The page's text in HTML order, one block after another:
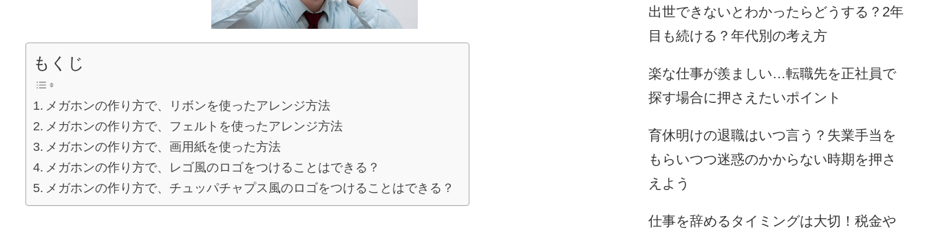
もくじ
メガホンの作り方で、リボンを使ったアレンジ方法
メガホンの作り方で、フェルトを使ったアレンジ方法
メガホンの作り方で、画用紙を使った方法
メガホンの作り方で、レゴ風のロゴをつけることはできる？
メガホンの作り方で、チュッパチャプス風のロゴをつけることはできる？
出世できないとわかったらどうする？2年
目も続ける？年代別の考え方
楽な仕事が羨ましい…転職先を正社員で
探す場合に押さえたいポイント
育休明けの退職はいつ言う？失業手当を
もらいつつ迷惑のかからない時期を押さ
えよう
仕事を辞めるタイミングは大切！税金や